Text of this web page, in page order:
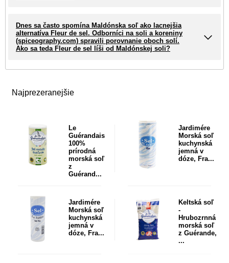
Najprezeranejšie
Le
Guérandais
100%
prírodná
morská soľ
z
Guérand...
Jardimére
Morská soľ
kuchynská
jemná v
dóze, Fra...
Jardimére
Morská soľ
kuchynská
jemná v
dóze, Fra...
Keltská soľ
-
Hrubozrnná
morská soľ
z Guérande,
...
Dnes sa často spomína Maldónska soľ ako lacnejšia
alternatíva Fleur de sel. Odborníci na soli a koreniny
(spiceography.com) spravili porovnanie oboch solí.
Ako sa teda Fleur de sel líši od Maldónskej soli?